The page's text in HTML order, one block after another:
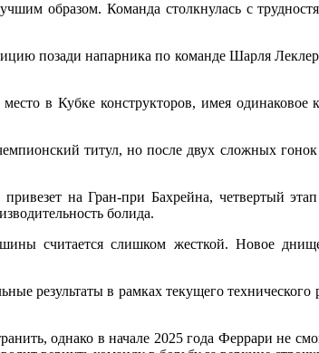
образом. Команда столкнулась с
позади напарника по команде Шарля
в Кубке конструкторов, имея
титул, но после двух сложных
на Гран-при Бахрейна, четвертый
болида.
считается слишком жесткой. Новое
результаты в рамках текущего
однако в начале 2025 года Феррари